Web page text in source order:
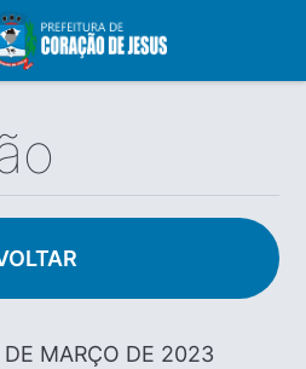
MARÇO DE 2023